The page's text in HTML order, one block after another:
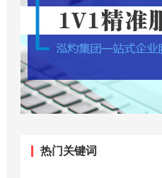
热门关键词